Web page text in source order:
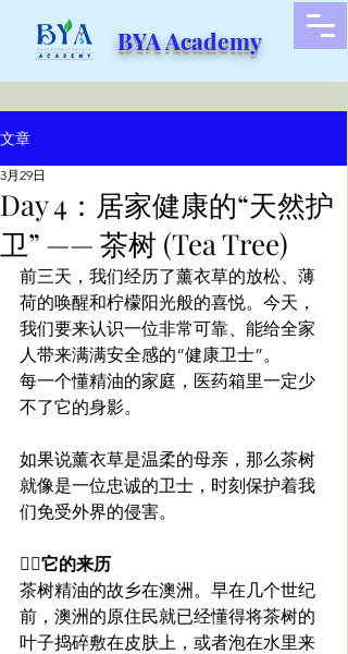
BYA Academy
文章
Day 4：居家健康的“天然护
卫” —— 茶树 (Tea Tree)
3月29日
前三天，我们经历了薰衣草的放松、薄
荷的唤醒和柠檬阳光般的喜悦。今天，
我们要来认识一位非常可靠、能给全家
人带来满满安全感的“健康卫士”。
每一个懂精油的家庭，医药箱里一定少
不了它的身影。
如果说薰衣草是温柔的母亲，那么茶树
就像是一位忠诚的卫士，时刻保护着我
们免受外界的侵害。
🧚‍♀️它的来历
茶树精油的故乡在澳洲。早在几个世纪
前，澳洲的原住民就已经懂得将茶树的
叶子捣碎敷在皮肤上，或者泡在水里来